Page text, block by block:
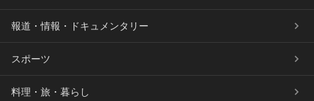
報道・情報・ドキュメンタリー
スポーツ
料理・旅・暮らし